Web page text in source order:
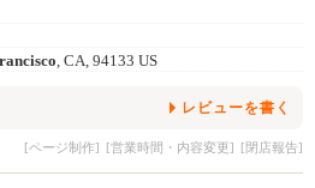
, CA, 94133 US
レビューを書く
[ページ制作] [営業時間・内容変更] [閉店報告]